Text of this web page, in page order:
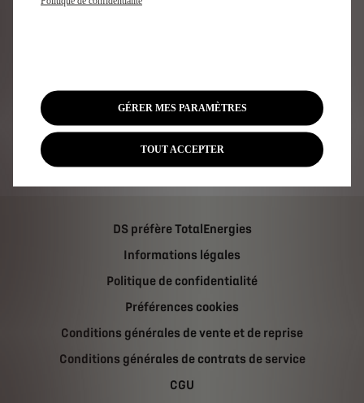
Trouver une pièce de rechange
Boutique Lifestyle DS
Formule E
Véhicules d'occasion
Location de DS
DS préfère TotalEnergies
Informations légales
Politique de confidentialité
Préférences cookies
Conditions générales de vente et de reprise
Conditions générales de contrats de service
CGU
GÉRER MES PARAMÈTRES
TOUT ACCEPTER